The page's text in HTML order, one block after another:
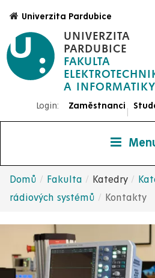
hlavnímu
obsahu
UNIVERZITA
PARDUBICE
FAKULTA
Univerzita Pardubice
Login: Zaměstnanci
|
Drobečková
navigace
Domů Fakulta Katedry
rádiových systémů
Kontakty